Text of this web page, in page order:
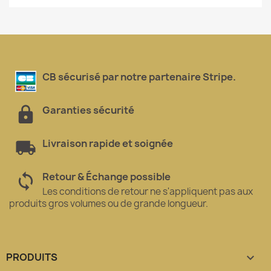
CB sécurisé par notre partenaire Stripe.
Garanties sécurité
Livraison rapide et soignée
Retour & Échange possible
Les conditions de retour ne s'appliquent pas aux
produits gros volumes ou de grande longueur.
PRODUITS 